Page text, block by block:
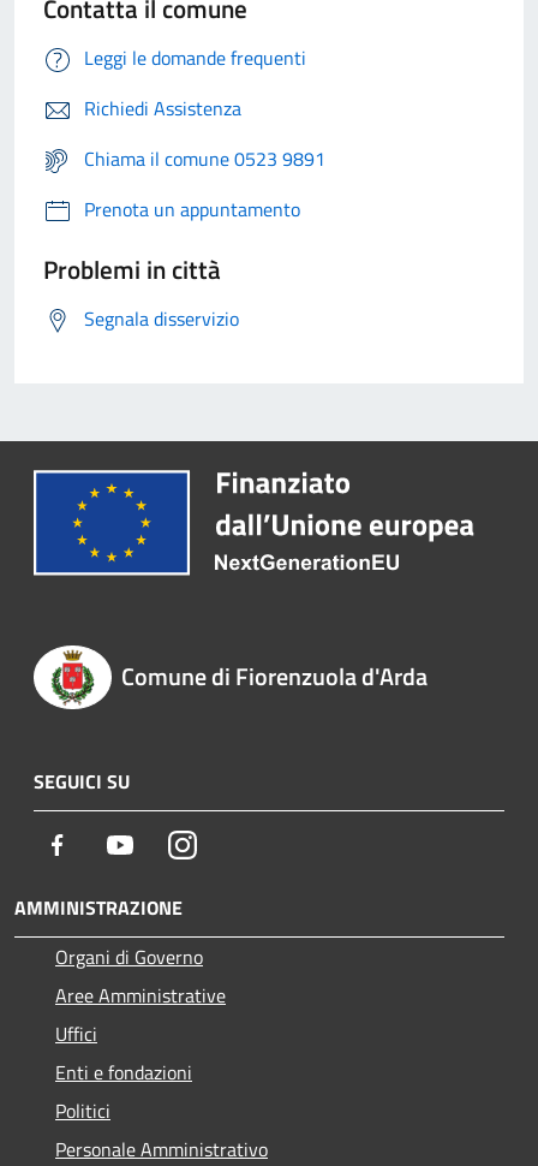
Contatta il comune
Leggi le domande frequenti
Richiedi Assistenza
Chiama il comune 0523 9891
Prenota un appuntamento
Problemi in città
Segnala disservizio
Comune di Fiorenzuola d'Arda
SEGUICI SU
Facebook YoutubeInstagram
AMMINISTRAZIONE
Organi di Governo
Aree Amministrative
Uffici
Enti e fondazioni
Politici
Personale Amministrativo